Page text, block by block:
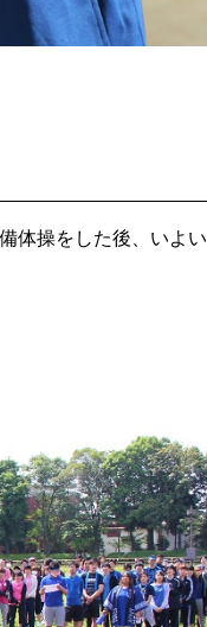
体操をした後、いよい